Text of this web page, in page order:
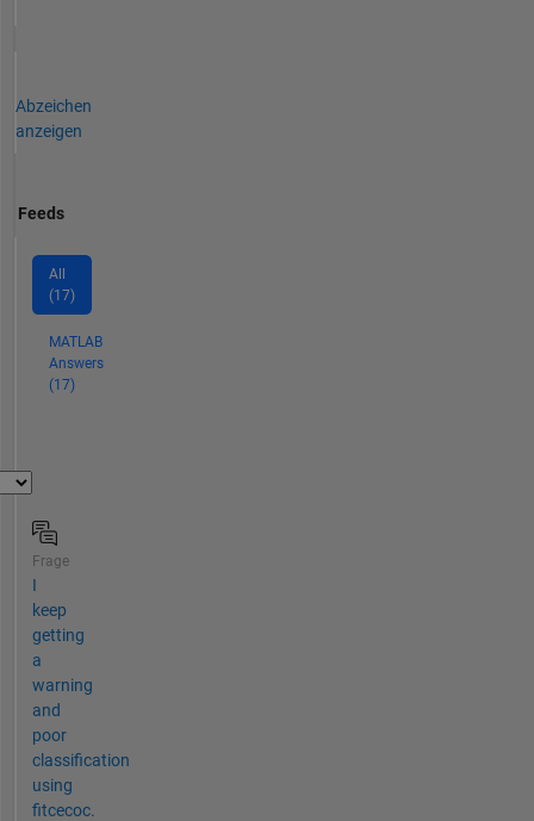
Abzeichen
anzeigen
Feeds
All
(17)
MATLAB
Answers
(17)
Frage
I
keep
getting
a
warning
and
poor
classification
using
fitcecoc.